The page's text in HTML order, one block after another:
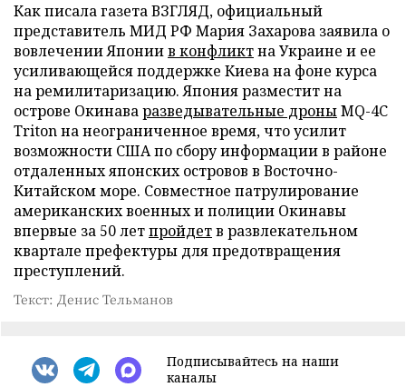
Как писала газета ВЗГЛЯД, официальный
представитель МИД РФ Мария Захарова заявила о
вовлечении Япониив конфликтна Украине и ее
усиливающейся поддержке Киева на фоне курса
на ремилитаризацию. Япония разместит на
острове Окинаваразведывательные дроныMQ-4C
Triton на неограниченное время, что усилит
возможности США по сбору информации в районе
отдаленных японских островов в Восточно-
Китайском море. Совместное патрулирование
американских военных и полиции Окинавы
впервые за 50 летпройдетв развлекательном
квартале префектуры для предотвращения
преступлений.
Текст: Денис Тельманов
Подписывайтесь на наши
каналы